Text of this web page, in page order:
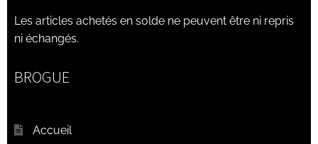
Wishlist
Les articles achetés en solde ne peuvent être ni repris
ni échangés.
BROGUE
Accueil